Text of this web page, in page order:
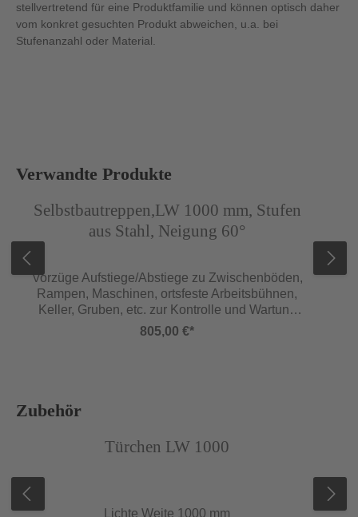
stellvertretend für eine Produktfamilie und können optisch daher
vom konkret gesuchten Produkt abweichen, u.a. bei
Stufenanzahl oder Material.
Produktgalerie überspringen
Verwandte Produkte
Selbstbautreppen,LW 1000 mm, Stufen
aus Stahl, Neigung 60°
Vorzüge Aufstiege/Abstiege zu Zwischenböden,
Rampen, Maschinen, ortsfeste Arbeitsbühnen,
Keller, Gruben, etc. zur Kontrolle und Wartung
Zur Befestigung am Boden Lieferung im Bausatz
Holme Obere Wangenenden mit
Bohrung zur Befestigung am Boden Geländer
(auf Anfrage beidseitiges oder ohne Geländer
möglich) Zweiter Handlauf bei Wandabstand
805,00 €*
Produktgalerie überspringen
Zubehör
Türchen LW 1000
Lichte Weite 1000 mm